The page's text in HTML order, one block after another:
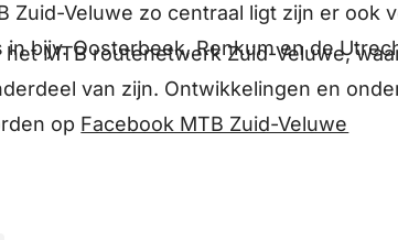
Zuid-Veluwe zo centraal ligt zijn er ook
in bijv. Oosterbeek, Renkum en de
MTB routenetwerk Zuid-Veluwe,
van zijn. Ontwikkelingen en
op Facebook MTB Zuid-Veluwe